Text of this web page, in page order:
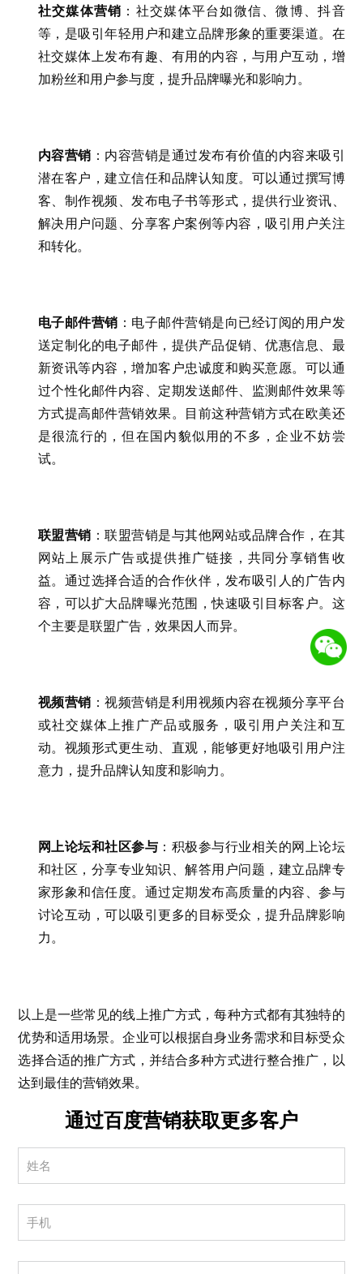
社交媒体营销 ：社交媒体平台如微信、微博、抖音
等，是吸引年轻用户和建立品牌形象的重要渠道。在
社交媒体上发布有趣、有用的内容，与用户互动，增
加粉丝和用户参与度，提升品牌曝光和影响力。
内容营销 ：内容营销是通过发布有价值的内容来吸引
潜在客户，建立信任和品牌认知度。可以通过撰写博
客、制作视频、发布电子书等形式，提供行业资讯、
解决用户问题、分享客户案例等内容，吸引用户关注
和转化。
电子邮件营销 ：电子邮件营销是向已经订阅的用户发
送定制化的电子邮件，提供产品促销、优惠信息、最
新资讯等内容，增加客户忠诚度和购买意愿。可以通
过个性化邮件内容、定期发送邮件、监测邮件效果等
方式提高邮件营销效果。目前这种营销方式在欧美还
是很流行的，但在国内貌似用的不多，企业不妨尝
试。
联盟营销 ：联盟营销是与其他网站或品牌合作，在其
网站上展示广告或提供推广链接，共同分享销售收
益。通过选择合适的合作伙伴，发布吸引人的广告内
容，可以扩大品牌曝光范围，快速吸引目标客户。这
个主要是联盟广告，效果因人而异。
视频营销 ：视频营销是利用视频内容在视频分享平台
或社交媒体上推广产品或服务，吸引用户关注和互
动。视频形式更生动、直观，能够更好地吸引用户注
意力，提升品牌认知度和影响力。
网上论坛和社区参与 ：积极参与行业相关的网上论坛
和社区，分享专业知识、解答用户问题，建立品牌专
家形象和信任度。通过定期发布高质量的内容、参与
讨论互动，可以吸引更多的目标受众，提升品牌影响
力。
以上是一些常见的线上推广方式，每种方式都有其独特的
优势和适用场景。企业可以根据自身业务需求和目标受众
选择合适的推广方式，并结合多种方式进行整合推广，以
达到最佳的营销效果。
通过百度营销获取更多客户